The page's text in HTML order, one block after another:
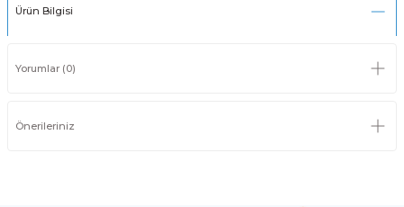
Ürün Bilgisi
Yorumlar (0)
Önerileriniz